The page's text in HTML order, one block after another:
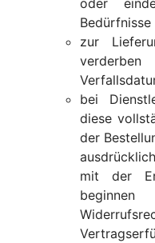
oder
zur
bei
diese
der
mit der